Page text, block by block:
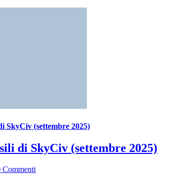
SkyCiv (settembre 2025)
di SkyCiv (settembre 2025)
Commenti